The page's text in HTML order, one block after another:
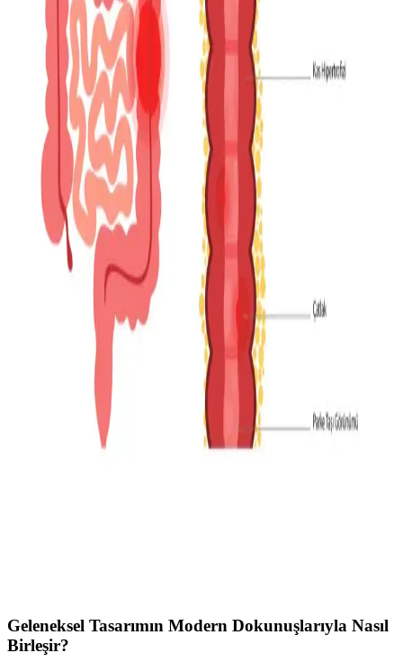
markalar inceleniyor. J.Crew, Banana Republic gibi markalar ve
ikinci el alışverişin önemi ele alınarak uygun fiyatlı kaliteli
seçenekler sunuluyor.
Temel Giyim Ürünlerinde Güvenilir Markalar ve
Etkili Alışveriş Yöntemleri
Temel giyim ürünlerinde Uniqlo, Old Navy, Gap gibi markalar ve
alışveriş ipuçları değerlendiriliyor. Kalite, dayanıklılık ve uygun fiyat
için mağazada deneme ve ikinci el seçenekleri öneriliyor.
Dress to Impress İfadesinin Anlamı ve Okul
Etkinliklerinde Uygulama Önerileri
Dress to impress ifadesi, okul etkinliklerinde özenli ve etkileyici
giyinmeyi ifade eder. Bölgesel ve sosyal faktörler göz önünde
bulundurularak, şık ama aşırı resmi olmayan kıyafet tercih
Yaz Aylarında Erkekler İçin Fonksiyonel ve Şık
Giyim Seçenekleri ve Kombin Önerileri
Yaz aylarında erkekler için nefes alabilir kumaşlar, uygun kesimler
ve doğru aksesuarlar şıklık ve konforu bir arada sunar. Keten,
pamuklu kıyafetler ve hafif ayakkabılar yaz gardırobunun temelini
Geleneksel Tasarımın Modern Dokunuşlarıyla Nasıl
Birleşir?